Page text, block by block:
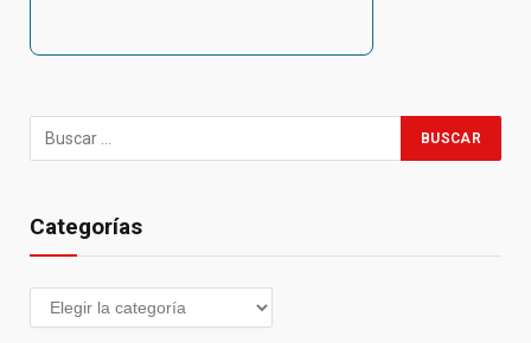
Categorías